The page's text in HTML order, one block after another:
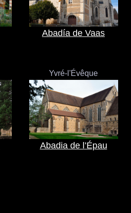
Abadía de Vaas
Yvré-l'Évêque
Abadia de l’Épau